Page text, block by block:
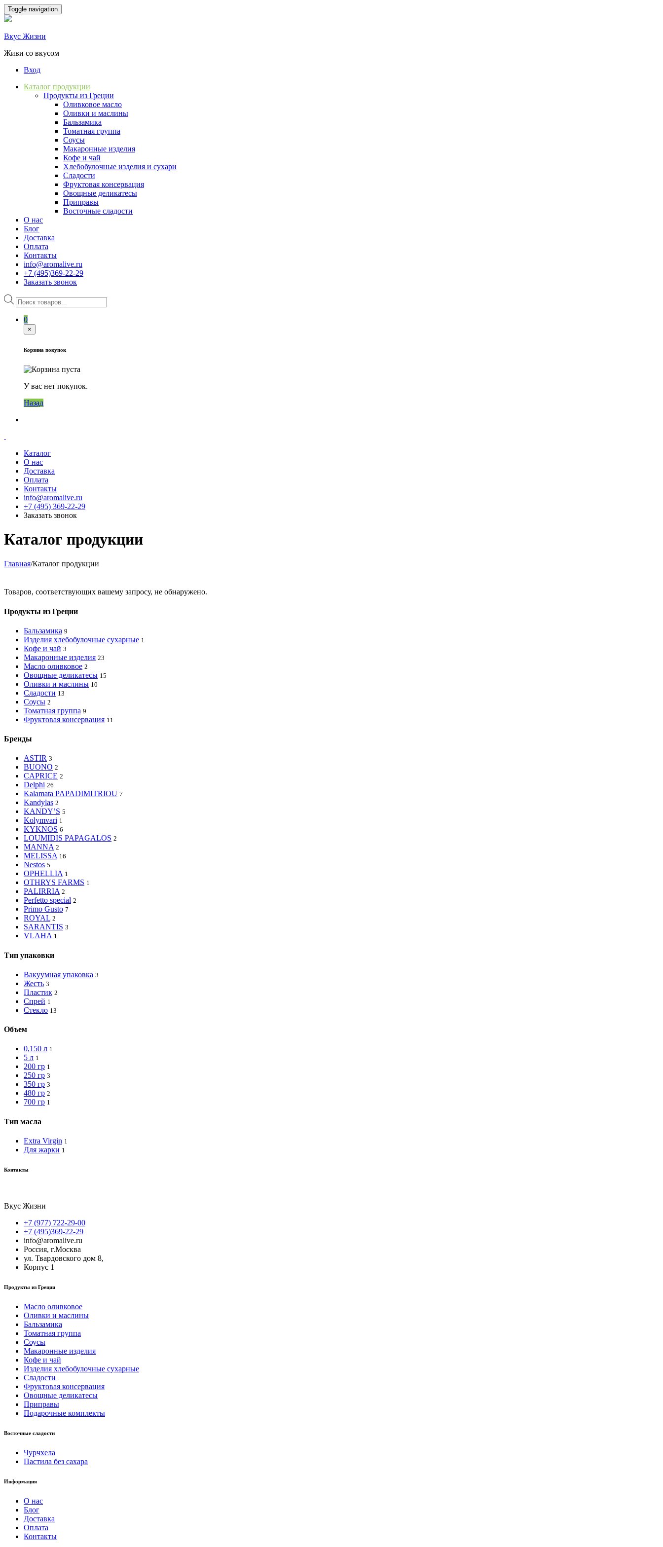
Skip
to
Toggle navigation
Вкус Жизни
Живи со вкусом
Вход
Каталог продукции
Продукты из Греции
Оливковое масло
Оливки и маслины
Бальзамика
Томатная группа
Соусы
Макаронные изделия
Кофе и чай
Хлебобулочные изделия и сухари
Сладости
Фруктовая консервация
Овощные деликатесы
Приправы
Восточные сладости
О нас
Блог
Доставка
Оплата
Контакты
info@aromalive.ru
+7 (495)369-22-29
Заказать звонок
Поиск
товаров
0
×
Корзина покупок
У вас нет покупок.
Назад
Каталог
О нас
Доставка
Оплата
Контакты
info@aromalive.ru
+7 (495) 369-22-29
Заказать звонок
Каталог продукции
Главная/Каталог продукции
Товаров, соответствующих вашему запросу, не обнаружено.
Продукты из Греции
Бальзамика 9
Изделия хлебобулочные сухарные 1
Кофе и чай 3
Макаронные изделия 23
Масло оливковое 2
Овощные деликатесы 15
Оливки и маслины 10
Сладости 13
Соусы 2
Томатная группа 9
Фруктовая консервация 11
Бренды
ASTIR 3
BUONO 2
CAPRICE 2
Delphi 26
Kalamata PAPADIMITRIOU 7
Kandylas 2
KANDY’S 5
Kolymvari 1
KYKNOS 6
LOUMIDIS PAPAGALOS 2
MANNA 2
MELISSA 16
Nestos 5
OPHELLIA 1
OTHRYS FARMS 1
PALIRRIA 2
Perfetto special 2
Primo Gusto 7
ROYAL 2
SARANTIS 3
VLAHA 1
Тип упаковки
Вакуумная упаковка 3
Жесть 3
Пластик 2
Спрей 1
Стекло 13
Объем
0,150 л 1
5 л 1
200 гр 1
250 гр 3
350 гр 3
480 гр 2
700 гр 1
Тип масла
Extra Virgin 1
Для жарки 1
Контакты
Вкус Жизни
+7 (977) 722-29-00
+7 (495)369-22-29
info@aromalive.ru
Россия, г.Москва
ул. Твардовского дом 8,
Корпус 1
Продукты из Греции
Масло оливковое
Оливки и маслины
Бальзамика
Томатная группа
Соусы
Макаронные изделия
Кофе и чай
Изделия хлебобулочные сухарные
Сладости
Фруктовая консервация
Овощные деликатесы
Приправы
Подарочные комплекты
Восточные сладости
Чурчхела
Пастила без сахара
Информация
О нас
Блог
Доставка
Оплата
Контакты